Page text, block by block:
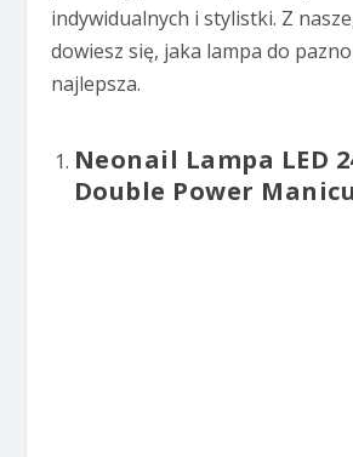
indywidualnych i stylistki. Z
dowiesz się, jaka lampa do
najlepsza.
Neonail Lampa LED
Double Power